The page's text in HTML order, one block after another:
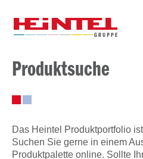
Produktsuche
Das Heintel Produktportfolio
Suchen Sie gerne in einem
Produktpalette online. Sollte